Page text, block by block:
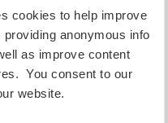
cookies to help improve
anonymous info
as improve content
You consent to our
website.
etc).
una stazione
raggiungere il centro
un costo veramemte